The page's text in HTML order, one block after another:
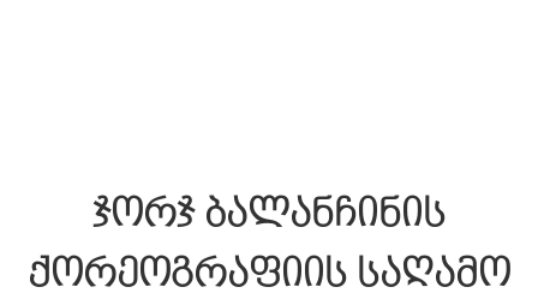
ჯორჯ ბალანჩინის
ქორეოგრაფიის საღამო